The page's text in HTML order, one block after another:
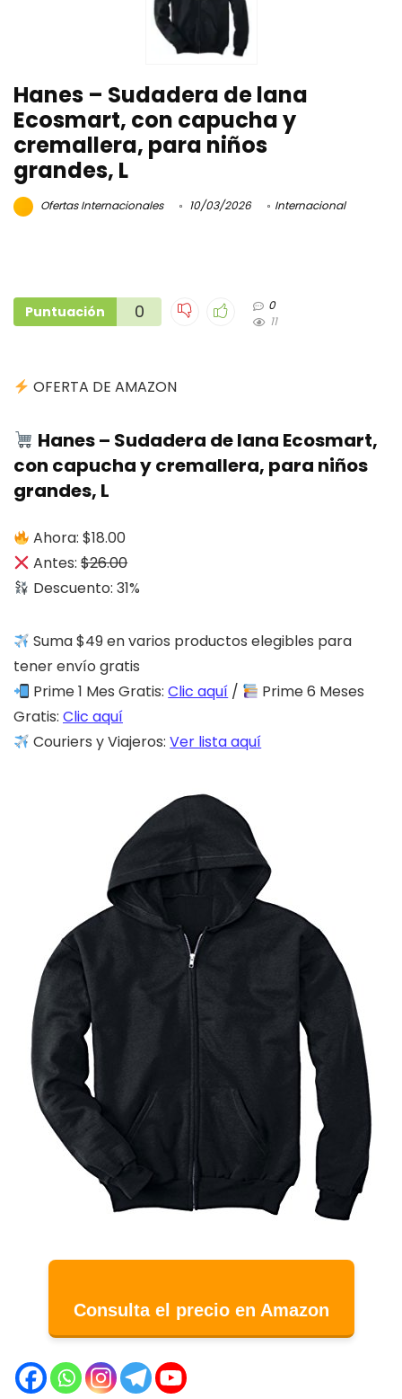
Hanes – Sudadera de lana
Ecosmart, con capucha y
cremallera, para niños
grandes, L
Ofertas Internacionales 10/03/2026 Internacional
Puntuación 0
0
11
OFERTA DE AMAZON
Hanes – Sudadera de lana Ecosmart,
con capucha y cremallera, para niños
grandes, L
Ahora: $18.00
Antes:$26.00
Descuento: 31%
Suma $49 en varios productos elegibles para
tener envío gratis
Prime 1 Mes Gratis:Clic aquí /
Prime 6 Meses
Gratis: Clic aquí
Couriers y Viajeros:Ver lista aquí
Consulta el precio en Amazon